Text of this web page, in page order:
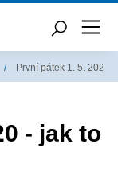
/ První pátek 1. 5. 2020
- jak to